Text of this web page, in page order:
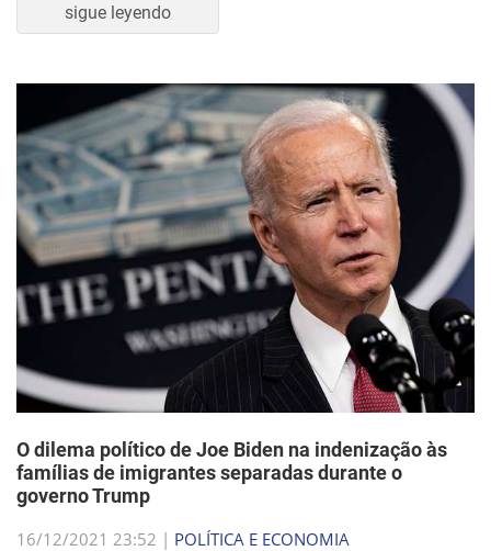
sigue leyendo
O dilema político de Joe Biden na indenização às
famílias de imigrantes separadas durante o
governo Trump
16/12/2021 23:52 | POLÍTICA E ECONOMIA